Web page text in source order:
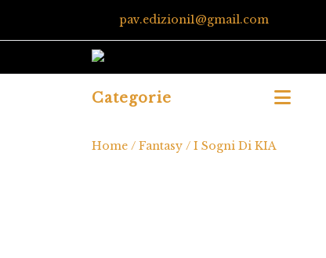
pav.edizioni1@gmail.com
Categorie
Home / Fantasy / I Sogni Di KIA